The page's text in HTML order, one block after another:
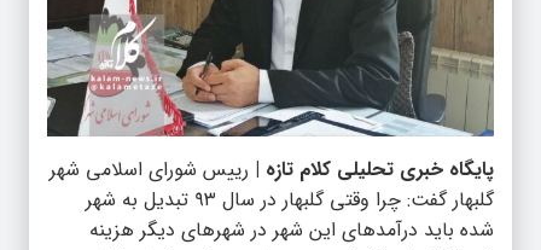
پایگاه خبری تحلیلی کلام تازه | رییس شورای اسلامی شهر
گلبهار گفت: چرا وقتی گلبهار در سال ۹۳ تبدیل به شهر
شده باید درآمدهای این شهر در شهرهای دیگر هزینه